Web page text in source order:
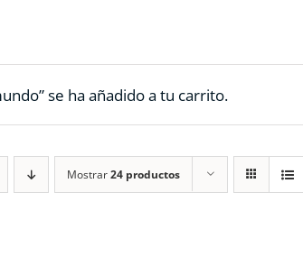
se ha añadido a tu carrito.
Mostrar24 productos